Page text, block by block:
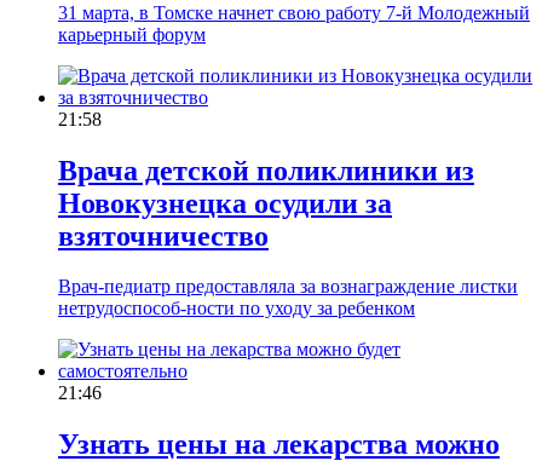
31 марта, в Томске начнет свою работу 7-й Молодежный
карьерный форум
21:58
Врача детской поликлиники из
Новокузнецка осудили за
взяточничество
Врач-педиатр предоставляла за вознаграждение листки
нетрудоспособ-ности по уходу за ребенком
21:46
Узнать цены на лекарства можно